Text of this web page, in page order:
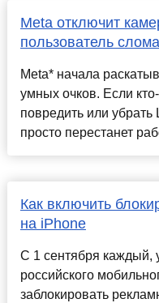
Meta отключит
пользователь
Meta* начала
умных очков. Если
повредить или убрать
просто перестанет
Как включить
на iPhone
С 1 сентября каждый,
российского
заблокировать